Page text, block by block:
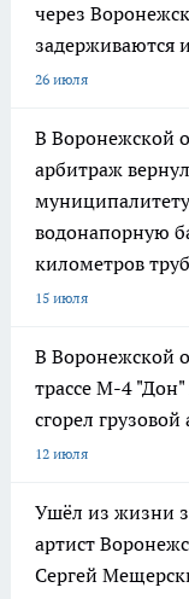
через
задерживаются
26 июля
В Воронежской
арбитраж вернул
водонапорную
километров труб
15 июля
В Воронежской
трассе М-4
сгорел
12 июля
Ушёл из жизни
артист
Сергей